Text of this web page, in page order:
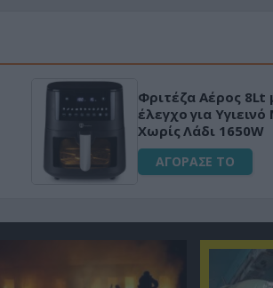
Φριτέζα Αέρος 8Lt
έλεγχο για
Χωρίς Λάδι 1650W
ΑΓΟΡΑΣΕ ΤΟ